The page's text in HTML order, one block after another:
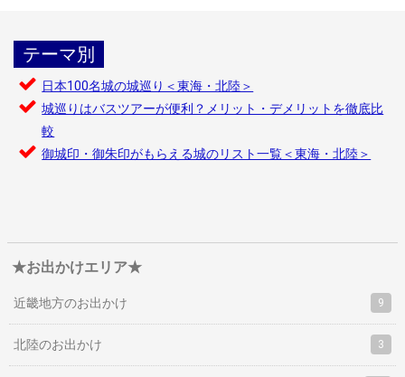
テーマ別
日本100名城の城巡り＜東海・北陸＞
城巡りはバスツアーが便利？メリット・デメリットを徹底比
較
御城印・御朱印がもらえる城のリスト一覧＜東海・北陸＞
★お出かけエリア★
近畿地方のお出かけ 9
北陸のお出かけ 3